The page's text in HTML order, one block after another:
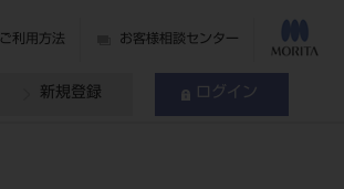
ご利用方法 お客様相談センター
新規登録 ログイン